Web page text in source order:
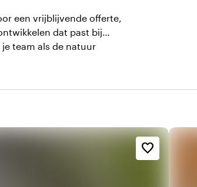
een vrijblijvende offerte,
dat past bij
team als de natuur
favorite_border